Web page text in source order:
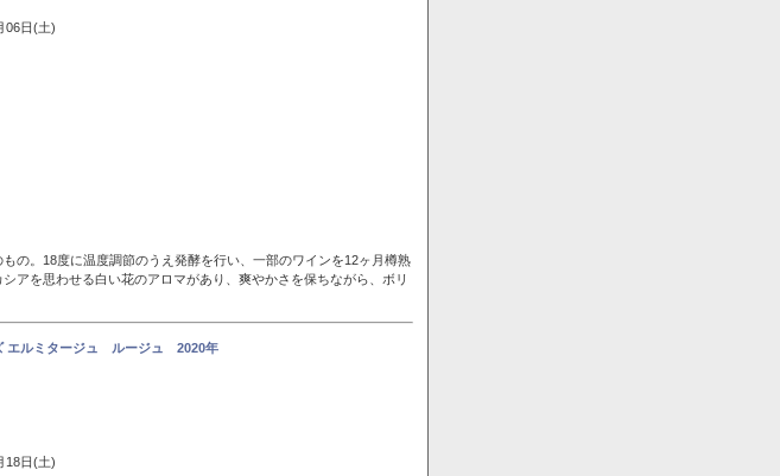
06日(土)
の。18度に温度調節のうえ発酵を行い、一部のワインを12ヶ月樽熟
アを思わせる白い花のアロマがあり、爽やかさを保ちながら、ボリ
エルミタージュ ルージュ 2020年
18日(土)